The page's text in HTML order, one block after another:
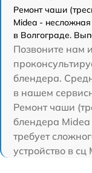
Ремонт чаши
Midea -
в Волгограде.
Позвоните нам
блендера.
в нашем
Ремонт чаши
блендера
требует
устройство в